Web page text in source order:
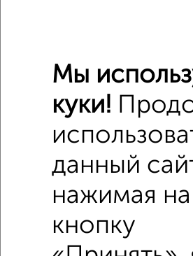
Средняя цена район
Это предложение
Похожие предложения
3‑комнатные квартиры недалеко
Мы
куки!
данный
нажимая на
кнопку